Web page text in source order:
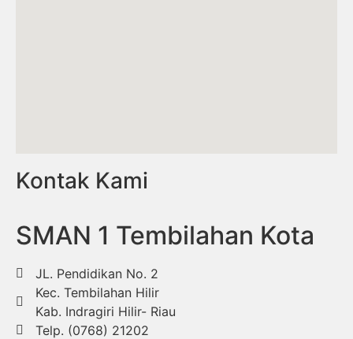
Kontak Kami
SMAN 1 Tembilahan Kota
JL. Pendidikan No. 2
Kec. Tembilahan Hilir
Kab. Indragiri Hilir- Riau
Telp. (0768) 21202